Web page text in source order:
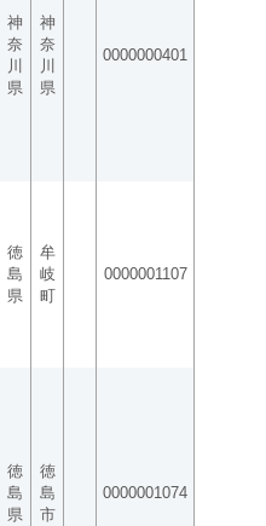
神
奈
川
県
神
奈
川
県
0000000401
徳
島
県
牟
岐
町
0000001107
徳
島
県
徳
島
市
0000001074